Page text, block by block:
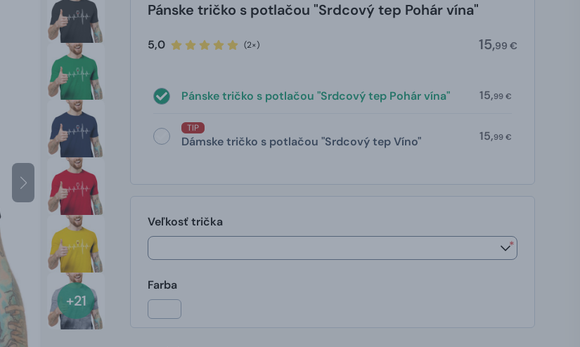
+21
Pánske tričko s potlačou "Srdcový tep Pohár vína"
5,0 (2×) 15,99 €
Pánske tričko s potlačou "Srdcový tep Pohár vína" 15,99 €
TIP
Dámske tričko s potlačou "Srdcový tep Víno" 15,99 €
Veľkosť trička
*
Farba